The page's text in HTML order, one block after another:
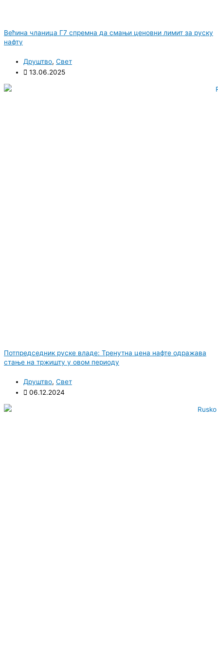
Већина чланица Г7 спремна да смањи ценовни лимит за руску
нафту
Друштво, Свет
13.06.2025
Потпредседник руске владе: Тренутна цена нафте одражава
стање на тржишту у овом периоду
Друштво, Свет
06.12.2024